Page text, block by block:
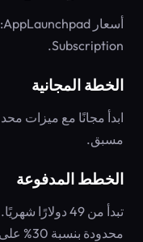
Subscription.
الخطة المجانية
ابدأ مجانًا مع ميزات
مسبق.
الخطط المدفوعة
تبدأ من 49
محدودة